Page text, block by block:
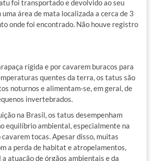
foi transportado e devolvido ao seu
área de mata localizada a cerca de 3
onde foi encontrado. Não houve registro
rígida e por cavarem buracos para
quentes da terra, os tatus são
noturnos e alimentam-se, em geral, de
invertebrados.
na Brasil, os tatus desempenham
equilíbrio ambiental, especialmente na
cavarem tocas. Apesar disso, muitas
a perda de habitat e atropelamentos,
atuação de órgãos ambientais e da